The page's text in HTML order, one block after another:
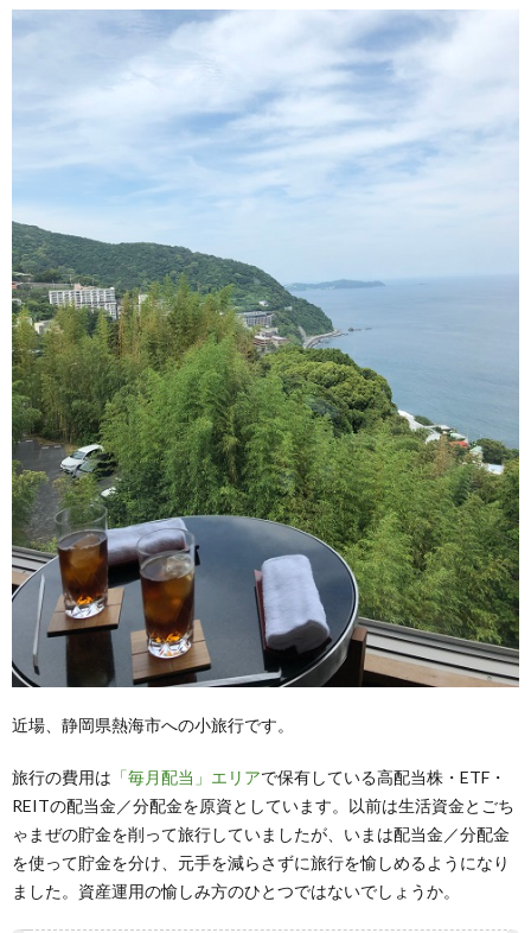
近場、静岡県熱海市への小旅行です。
旅行の費用は 「毎月配当」エリアで保有している高配当株・ETF・
REITの配当金／分配金を原資としています。以前は生活資金とごち
ゃまぜの貯金を削って旅行していましたが、いまは配当金／分配金
を使って貯金を分け、元手を減らさずに旅行を愉しめるようになり
ました。資産運用の愉しみ方のひとつではないでしょうか。